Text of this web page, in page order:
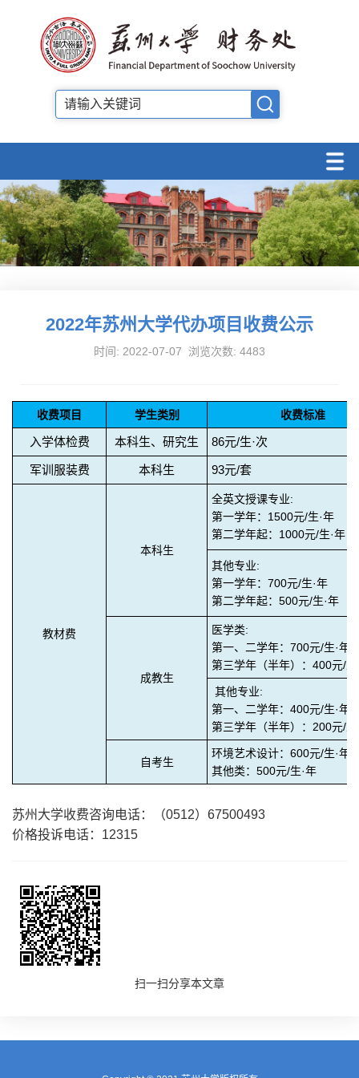
2022年苏州大学代办项目收费公示
时间: 2022-07-07 浏览次数: 4483
收费项目 学生类别 收费标准
入学体检费 本科生、研究生 86元/生·次
军训服装费 本科生 93元/套
教材费
本科生
全英文授课专业:
第一学年： 1500元/生·年
第二学年起： 1000元/生·年
其他专业:
第一学年： 700元/生·年
第二学年起： 500元/生·年
成教生
医学类:
第一、二学年： 700元/生·年
第三学年（半年）： 400元/
其他专业:
第一、二学年： 400元/生·年
第三学年（半年）： 200元/
自考生
环境艺术设计： 600元/生·年
其他类： 500元/生·年
苏州大学收费咨询电话：（0512） 67500493
价格投诉电话： 12315
扫一扫分享本文章